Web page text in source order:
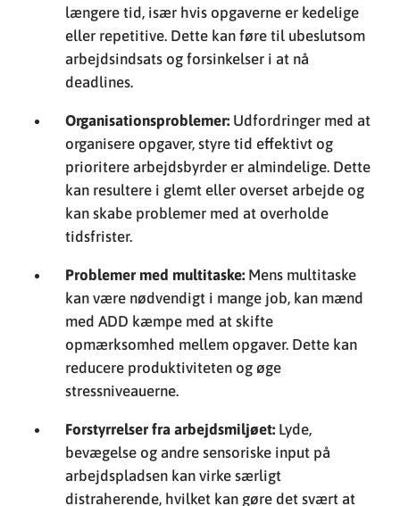
længere tid, især hvis opgaverne er kedelige
eller repetitive. Dette kan føre til ubeslutsom
arbejdsindsats og forsinkelser i at nå
deadlines.
Organisationsproblemer: Udfordringer med at
organisere opgaver, styre tid effektivt og
prioritere arbejdsbyrder er almindelige. Dette
kan resultere i glemt eller overset arbejde og
kan skabe problemer med at overholde
tidsfrister.
Problemer med multitaske: Mens multitaske
kan være nødvendigt i mange job, kan mænd
med ADD kæmpe med at skifte
opmærksomhed mellem opgaver. Dette kan
reducere produktiviteten og øge
stressniveauerne.
Forstyrrelser fra arbejdsmiljøet: Lyde,
bevægelse og andre sensoriske input på
arbejdspladsen kan virke særligt
distraherende, hvilket kan gøre det svært at